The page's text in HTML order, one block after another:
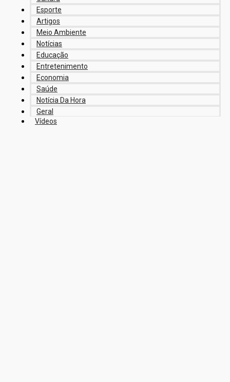
Esporte
Artigos
Meio Ambiente
Notícias
Educação
Entretenimento
Economia
Saúde
Notícia Da Hora
Geral
Vídeos